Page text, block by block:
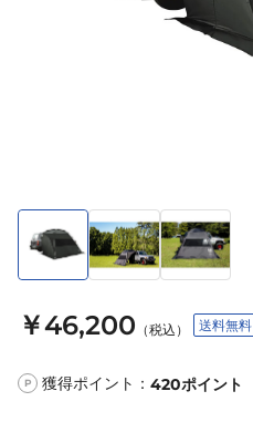
￥46,200 （税込） 送料無料
P 獲得ポイント： 420ポイント